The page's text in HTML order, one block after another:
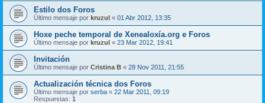
Estilo dos Foros
Último mensaje por kruzul « 01 Abr 2012, 13:35
Hoxe peche temporal de Xenealoxía.org e Foros
Último mensaje por kruzul « 23 Mar 2012, 19:41
Invitación
Último mensaje por Cristina B « 28 Nov 2011, 21:55
Actualización técnica dos Foros
Último mensaje por serba « 22 Mar 2011, 09:19
Respuestas: 1